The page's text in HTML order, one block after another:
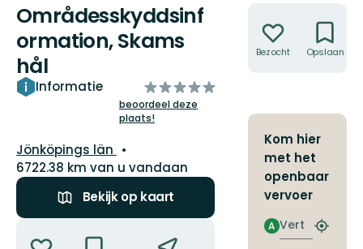
Områdesskyddsinf
ormation, Skams
hål
Informatie
van
5
sterren
beoordeel deze
plaats!
Regio:
Jönköpings län
6722.38 km van u vandaan
Bekijk op kaart
Bezocht Opslaan
Kom hier
met het
openbaar
vervoer
Vertrek
A
Zoek